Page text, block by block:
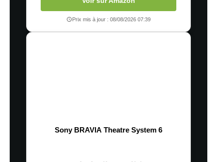
Prix mis à jour : 08/08/2026 07:39
Sony BRAVIA Theatre System 6